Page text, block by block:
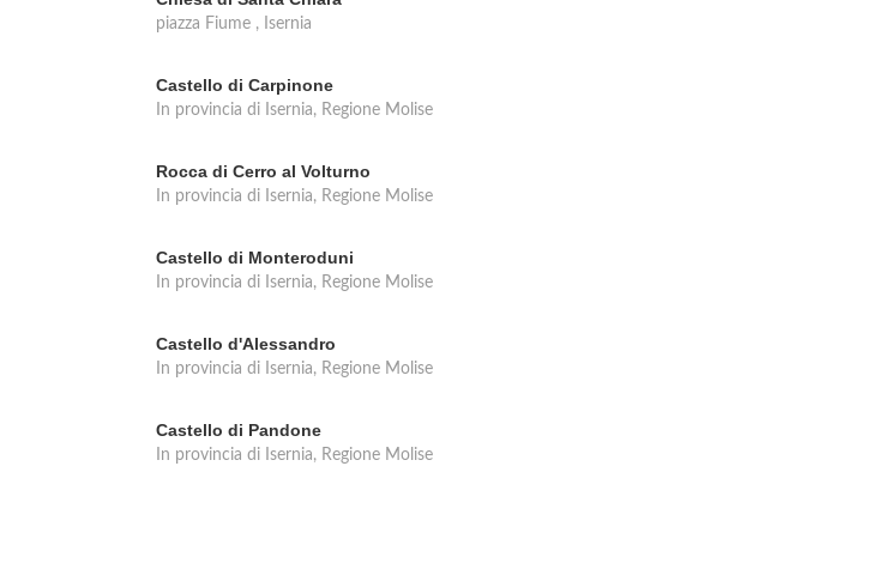
piazza Fiume , Isernia
Castello di Carpinone
In provincia di Isernia, Regione Molise
Rocca di Cerro al Volturno
In provincia di Isernia, Regione Molise
Castello di Monteroduni
In provincia di Isernia, Regione Molise
Castello d'Alessandro
In provincia di Isernia, Regione Molise
Castello di Pandone
In provincia di Isernia, Regione Molise